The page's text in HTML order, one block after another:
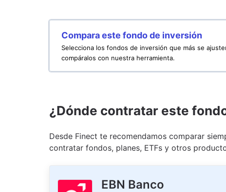
Compara este fondo de inversión
Selecciona los fondos de inversión que más se
compáralos con nuestra herramienta.
¿Dónde contratar este
Desde Finect te recomendamos comparar
contratar fondos, planes, ETFs y otros
EBN Banco